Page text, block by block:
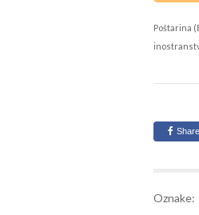
Poštarina
Share
Oznake: